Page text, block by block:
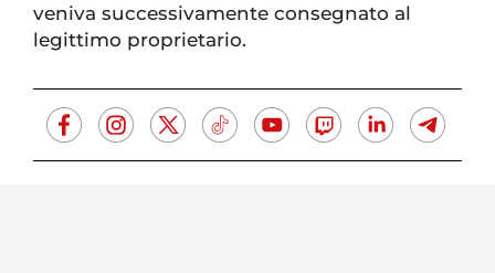
veniva successivamente consegnato al
legittimo proprietario.